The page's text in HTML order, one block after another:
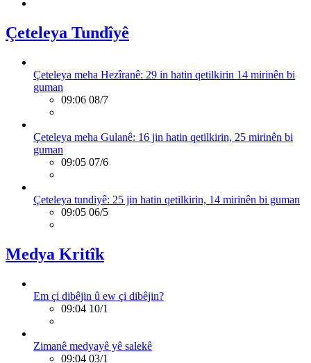
Çeteleya Tundîyê
Çeteleya meha Hezîranê: 29 in hatin qetilkirin 14 mirinên bi
guman
09:06 08/7
Çeteleya meha Gulanê: 16 jin hatin qetilkirin, 25 mirinên bi
guman
09:05 07/6
Çeteleya tundiyê: 25 jin hatin qetilkirin, 14 mirinên bi guman
09:05 06/5
Medya Kritîk
Em çi dibêjin û ew çi dibêjin?
09:04 10/1
Zimanê medyayê yê salekê
09:04 03/1